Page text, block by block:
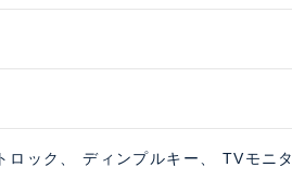
ック、 ディンプルキー、 TVモニタ